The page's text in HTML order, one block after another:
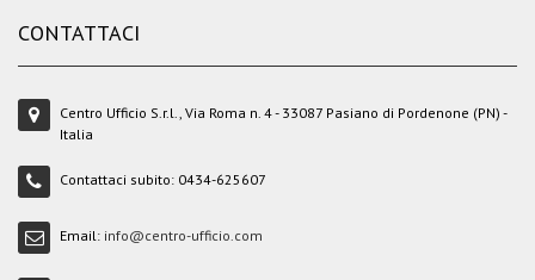
CONTATTACI
Centro Ufficio S.r.l., Via Roma n. 4 - 33087 Pasiano di Pordenone (PN) -
Italia
Contattaci subito: 0434-625607
Email: info@centro-ufficio.com